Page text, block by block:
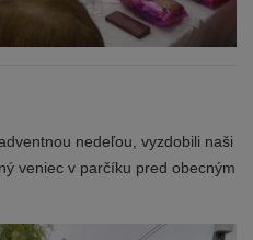
nedeľou, vyzdobili naši
veniec v parčíku pred obecným